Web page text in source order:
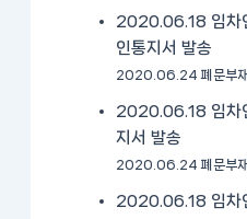
2020.06.18 임차
인통지서 발송
2020.06.24 폐문부재
2020.06.18 임차
지서 발송
2020.06.24 폐문부재
2020.06.18 임차